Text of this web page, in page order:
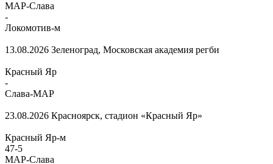
МАР-Слава
-
Локомотив-м
13.08.2026 Зеленоград, Московская академия регби
Красный Яр
-
Слава-МАР
23.08.2026 Красноярск, стадион «Красный Яр»
Красный Яр-м
47-5
МАР-Слава